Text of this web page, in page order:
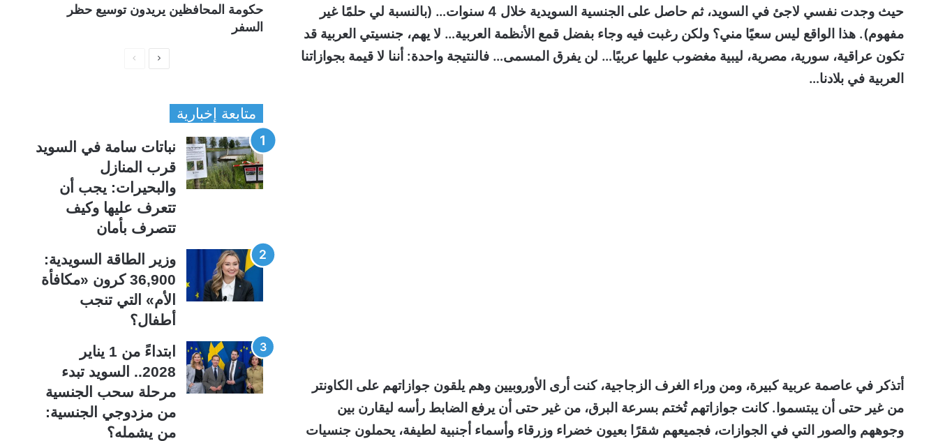
حيث وجدت نفسي لاجئ في السويد، ثم حاصل على الجنسية السويدية خلال 4 سنوات… (بالنسبة لي حلمًا غير
مفهوم). هذا الواقع ليس سعيًا مني؟ ولكن رغبت فيه وجاء بفضل قمع الأنظمة العربية… لا يهم، جنسيتي العربية قد
تكون عراقية، سورية، مصرية، ليبية مغضوب عليها عربيًا… لن يفرق المسمى… فالنتيجة واحدة: أننا لا قيمة بجوازاتنا
العربية في بلادنا…
أتذكر في عاصمة عربية كبيرة، ومن وراء الغرف الزجاجية، كنت أرى الأوروبيين وهم يلقون جوازاتهم على الكاونتر
من غير حتى أن يبتسموا. كانت جوازاتهم تُختم بسرعة البرق، من غير حتى أن يرفع الضابط رأسه ليقارن بين
وجوههم والصور التي في الجوازات، فجميعهم شقرًا بعيون خضراء وزرقاء وأسماء أجنبية لطيفة، يحملون جنسيات
حكومة المحافظين يريدون توسيع حظر
السفر
ة
ا
ل
س
ا
ة
ا
ل
ت
ا
ي
ة
متابعة إخبارية
نباتات سامة في السويد
قرب المنازل
والبحيرات: يجب أن
تتعرف عليها وكيف
تتصرف بأمان
وزير الطاقة السويدية:
36,900 كرون «مكافأة
الأم» التي تنجب
أطفال؟
ابتداءً من 1 يناير
2028.. السويد تبدء
مرحلة سحب الجنسية
من مزدوجي الجنسية:
من يشمله؟